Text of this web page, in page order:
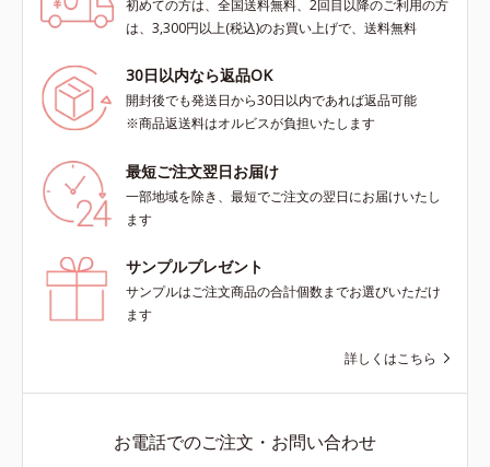
初めての方は、全国送料無料、2回目以降のご利用の方
は、3,300円以上(税込)のお買い上げで、送料無料
30日以内なら返品OK
開封後でも発送日から30日以内であれば返品可能
※商品返送料はオルビスが負担いたします
最短ご注文翌日お届け
一部地域を除き、最短でご注文の翌日にお届けいたし
ます
サンプルプレゼント
サンプルはご注文商品の合計個数までお選びいただけ
ます
詳しくはこちら
お電話でのご注文・お問い合わせ